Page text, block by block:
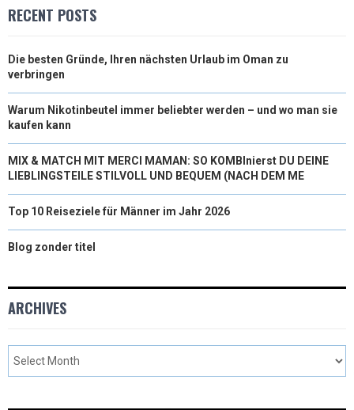
RECENT POSTS
Die besten Gründe, Ihren nächsten Urlaub im Oman zu
verbringen
Warum Nikotinbeutel immer beliebter werden – und wo man sie
kaufen kann
MIX & MATCH MIT MERCI MAMAN: SO KOMBInierst DU DEINE
LIEBLINGSTEILE STILVOLL UND BEQUEM (NACH DEM ME
Top 10 Reiseziele für Männer im Jahr 2026
Blog zonder titel
ARCHIVES